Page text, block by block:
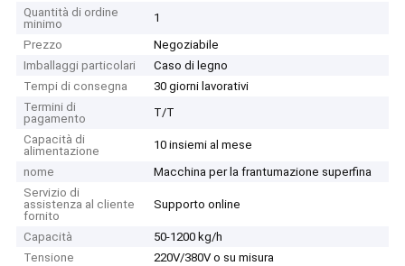
Quantità di ordine
minimo
1
Prezzo
Negoziabile
Imballaggi particolari
Caso di legno
Tempi di consegna
30 giorni lavorativi
Termini di
pagamento
T/T
Capacità di
alimentazione
10 insiemi al mese
nome
Macchina per la frantumazione superfina
Servizio di
assistenza al cliente
fornito
Supporto online
Capacità
50-1200 kg/h
Tensione
220V/380V o su misura